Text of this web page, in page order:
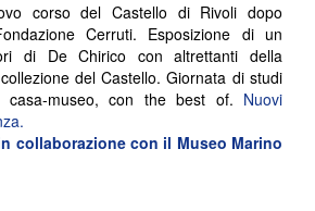
corso del Castello di Rivoli dopo
Cerruti. Esposizione di un
di De Chirico con altrettanti della
del Castello. Giornata di studi
casa-museo, con the best of. Nuovi
collaborazione con il Museo Marino